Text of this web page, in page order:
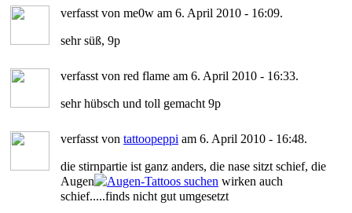
verfasst von me0w am 6. April 2010 - 16:09.
sehr süß, 9p
verfasst von red flame am 6. April 2010 - 16:33.
sehr hübsch und toll gemacht 9p
verfasst von tattoopeppi am 6. April 2010 - 16:48.
die stirnpartie ist ganz anders, die nase sitzt schief, die
Augen
wirken auch
schief.....finds nicht gut umgesetzt